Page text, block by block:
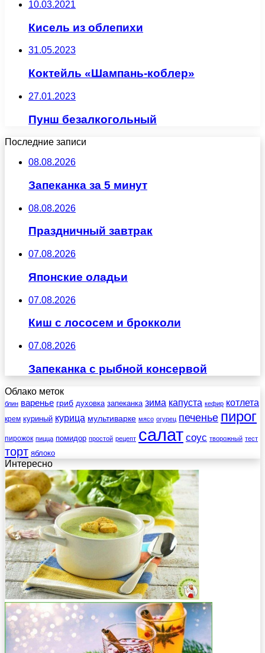
10.03.2021
Кисель из облепихи
31.05.2023
Коктейль «Шампань-коблер»
27.01.2023
Пунш безалкогольный
Последние записи
08.08.2026
Запеканка за 5 минут
08.08.2026
Праздничный завтрак
07.08.2026
Японские оладьи
07.08.2026
Киш с лососем и брокколи
07.08.2026
Запеканка с рыбной консервой
Облако меток
блин варенье гриб духовка запеканка зима капуста кефир котлета
крем куриный курица мультиварке мясо огурец печенье пирог
пирожок пицца помидор простой рецепт салат соус творожный тест
торт яблоко
Интересно